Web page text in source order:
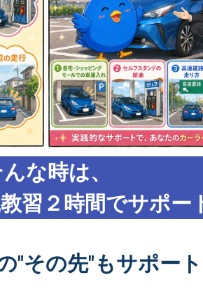
な時は、
習２時間でサポー
"その先"もサポート